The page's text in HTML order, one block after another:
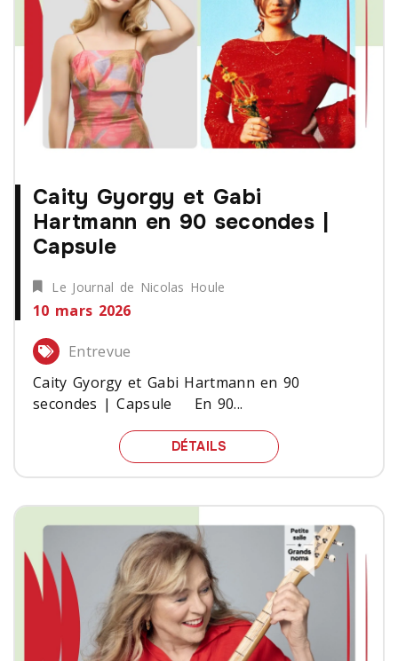
Caity Gyorgy et Gabi
Hartmann en 90 secondes |
Capsule
Le Journal de Nicolas Houle
10 mars 2026
Entrevue
Caity Gyorgy et Gabi Hartmann en 90
secondes | Capsule En 90...
DÉTAILS CAITY GYORGY ET